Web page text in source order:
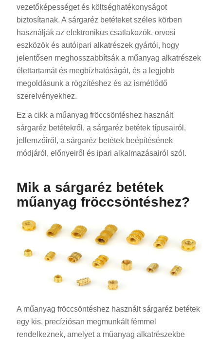
vezetőképességet és költséghatékonyságot
biztosítanak. A sárgaréz betéteket széles körben
használják az elektronikus csatlakozók, orvosi
eszközök és autóipari alkatrészek gyártói, hogy
jelentősen meghosszabbítsák a műanyag alkatrészek
élettartamát és megbízhatóságát, és a legjobb
megoldásunk a rögzítéshez és az ismétlődő
szerelvényekhez.
Ez a cikk a műanyag fröccsöntéshez használt
sárgaréz betétekről, a sárgaréz betétek típusairól,
jellemzőiről, a sárgaréz betétek beépítésének
módjáról, előnyeiről és ipari alkalmazásairól szól.
Mik a sárgaréz betétek
műanyag fröccsöntéshez?
A műanyag fröccsöntéshez használt sárgaréz betétek
egy kis, precíziósan megmunkált fémmel
rendelkeznek, amelyet a műanyag alkatrészekbe